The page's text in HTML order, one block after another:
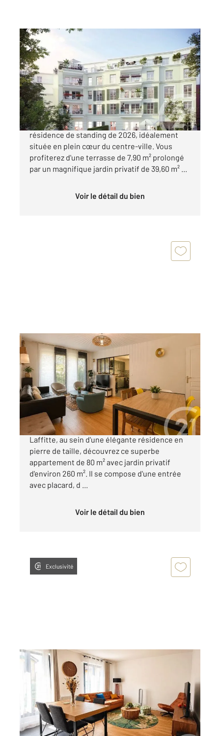
MAISONS LAFFITTE 78
44 m2 , 2 pièces
Ref : 18924
Appartement F2 à vendre
379 000 €
Découvrez ce superbe 2 pièces au sein d'une
résidence de standing de 2026, idéalement
située en plein cœur du centre-ville. Vous
profiterez d'une terrasse de 7,90 m² prolongé
par un magnifique jardin privatif de 39,60 m² ...
Voir le détail du bien
MAISONS LAFFITTE 78
80,30 m2, 4 pièces
Ref : 18871
Appartement F4 à vendre
499 000 €
Dans le très recherché parc de Maisons-
Laffitte, au sein d'une élégante résidence en
pierre de taille, découvrez ce superbe
appartement de 80 m² avec jardin privatif
d'environ 260 m². Il se compose d'une entrée
avec placard, d ...
Voir le détail du bien
Exclusivité
MAISONS LAFFITTE 78
51 m
, 3 pièces
Ref : 18877
Appartement F3 à vendre
399 000 €